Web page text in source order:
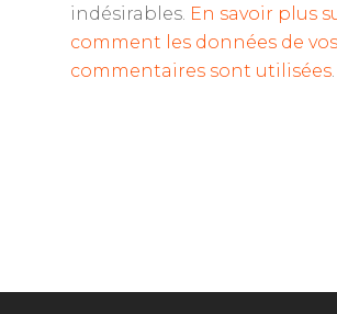
indésirables. En savoir plus
comment les données de vos
commentaires sont utilisées.